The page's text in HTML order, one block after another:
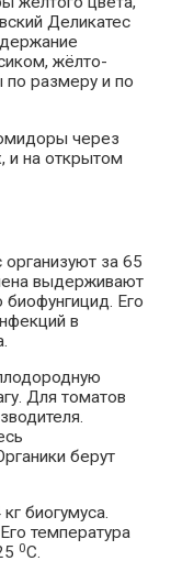
Деликатес
жёлто-
по размеру и по
через
и на открытом
за 65
выдерживают
Его
в
Для томатов
берут
биогумуса.
температура
0С.